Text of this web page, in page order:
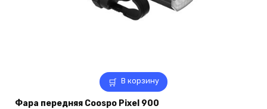
В корзину
Фара передняя Coospo Pixel 900